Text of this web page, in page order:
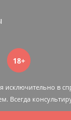
18+
исключительно в
Всегда